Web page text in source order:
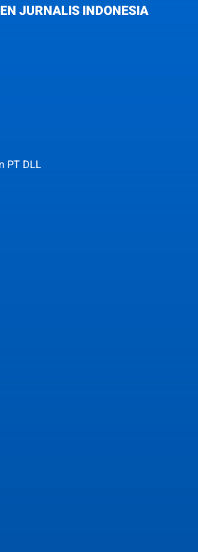
JURNALIS INDONESIA
PT DLL